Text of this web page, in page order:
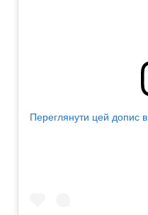
Переглянути цей допис